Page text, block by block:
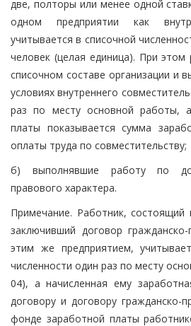
две, полторы или менее одной
одном предприятии как
учитывается в списочной
человек (целая единица). При
списочном составе организации и
условиях внутреннего
раз по месту основной работы,
платы показывается сумма
оплаты труда по совместительству;
б) выполнявшие работу по
правового характера.
Примечание. Работник, состоящий
заключивший договор
этим же предприятием,
численности один раз по месту
04), а начисленная ему
договору и договору гражданско-
фонде заработной платы